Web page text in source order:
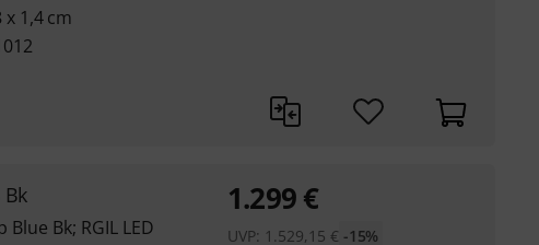
x 1,4 cm
Bk
Bk; RGIL LED
1.299€
UVP: 1.529,15 € -15%